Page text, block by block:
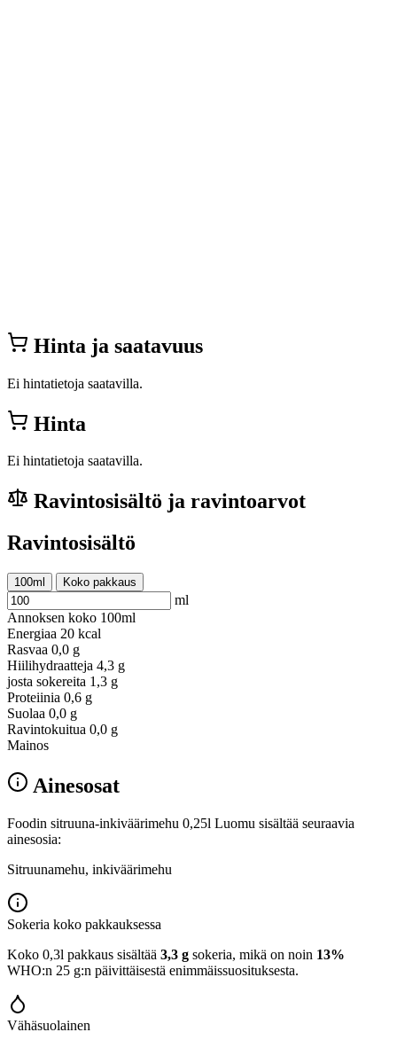
Hinta ja saatavuus
Ei hintatietoja saatavilla.
Hinta
Ei hintatietoja saatavilla.
Ravintosisältö ja ravintoarvot
Ravintosisältö
100ml Koko pakkaus
ml
Annoksen koko 100ml
Energiaa 20 kcal
Rasvaa 0,0 g
Hiilihydraatteja 4,3 g
josta sokereita 1,3 g
Proteiinia 0,6 g
Suolaa 0,0 g
Ravintokuitua 0,0 g
Mainos
Ainesosat
Foodin sitruuna-inkiväärimehu 0,25l Luomu sisältää seuraavia
ainesosia:
Sitruunamehu, inkiväärimehu
Sokeria koko pakkauksessa
Koko 0,3l pakkaus sisältää 3,3 g sokeria, mikä on noin 13%
WHO:n 25 g:n päivittäisestä enimmäissuosituksesta.
Vähäsuolainen